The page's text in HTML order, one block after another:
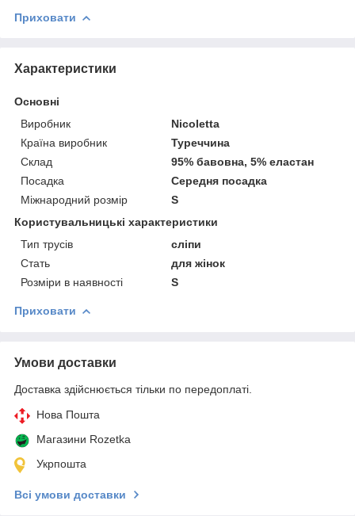
Приховати
Характеристики
Основні
Виробник
Nicoletta
Країна виробник
Туреччина
Склад
95% бавовна, 5% еластан
Посадка
Середня посадка
Міжнародний розмір
S
Користувальницькі характеристики
Тип трусів
сліпи
Cтать
для жінок
Розміри в наявності
S
Приховати
Умови доставки
Доставка здійснюється тільки по передоплаті.
Нова Пошта
Магазини Rozetka
Укрпошта
Всі умови доставки